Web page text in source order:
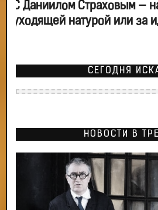
С Даниилом Страховым —
уходящей натурой или за
СЕГОДНЯ
НОВОСТИ В